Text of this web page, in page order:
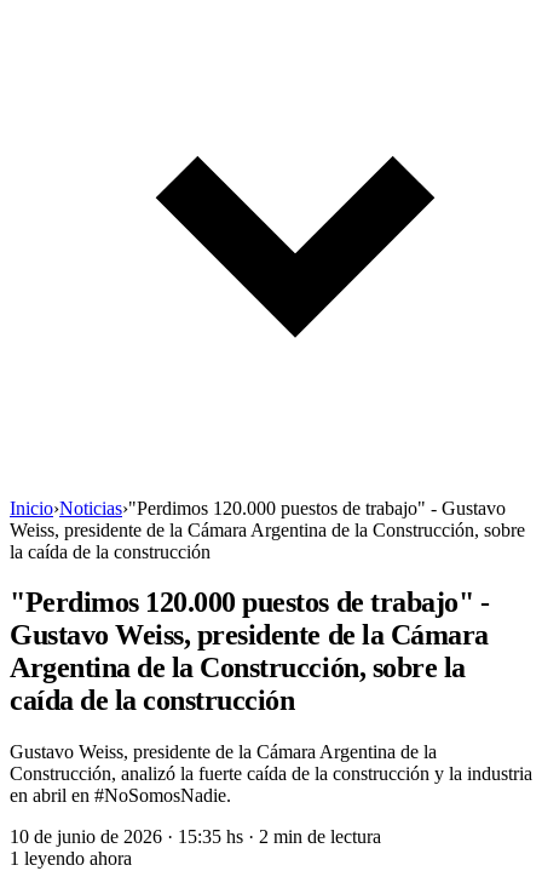
Inicio›Noticias›"Perdimos 120.000 puestos de trabajo" - Gustavo
Weiss, presidente de la Cámara Argentina de la Construcción, sobre
la caída de la construcción
"Perdimos 120.000 puestos de trabajo" -
Gustavo Weiss, presidente de la Cámara
Argentina de la Construcción, sobre la
caída de la construcción
Gustavo Weiss, presidente de la Cámara Argentina de la
Construcción, analizó la fuerte caída de la construcción y la industria
en abril en #NoSomosNadie.
10 de junio de 2026 · 15:35 hs · 2 min de lectura
1 leyendo ahora